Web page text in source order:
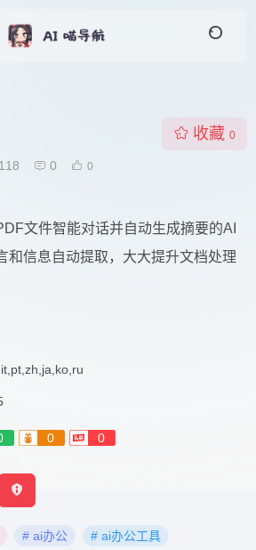
118 0 0
收藏 0
文件智能对话并自动生成摘要的AI
和信息自动提取，大大提升文档处理
0 0
# ai办公
# ai办公工具